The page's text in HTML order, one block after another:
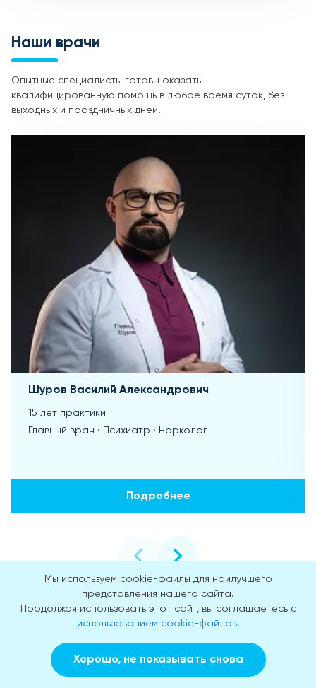
Наши врачи
Опытные специалисты готовы оказать
квалифицированную помощь в любое время суток, без
выходных и праздничных дней.
Шуров Василий Александрович
15 лет практики
Главный врач · Психиатр · Нарколог
Подробнее
Медицинская лицензия Л041-01137-77/00334180. Мы
Мы используем cookie-файлы для наилучшего
представления нашего сайта.
Продолжая использовать этот сайт, вы соглашаетесь с
использованием cookie-файлов.
Хорошо, не показывать снова
Заказать звонок Вызвать врача на дом